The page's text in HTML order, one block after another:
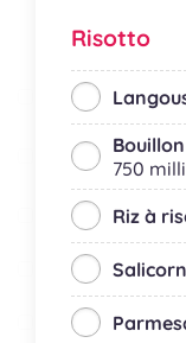
Risotto
750
Riz à